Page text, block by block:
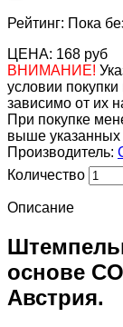
Рейтинг: Пока
ЦЕНА: 168 руб
ВНИМАНИЕ!
условии
зависимо от их
При покупке
выше указанных
Производитель:
Количество
Описание
основе
Австрия.